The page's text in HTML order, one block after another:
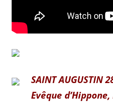
SAINT AUGUSTIN
Evêque